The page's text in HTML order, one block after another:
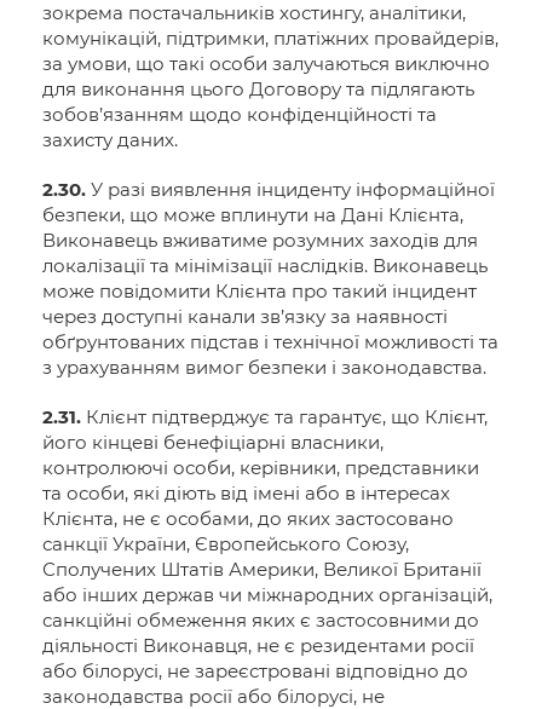
зокрема постачальників хостингу, аналітики,
комунікацій, підтримки, платіжних провайдерів,
за умови, що такі особи залучаються виключно
для виконання цього Договору та підлягають
зобов’язанням щодо конфіденційності та
захисту даних.
2.30. У разі виявлення інциденту інформаційної
безпеки, що може вплинути на Дані Клієнта,
Виконавець вживатиме розумних заходів для
локалізації та мінімізації наслідків. Виконавець
може повідомити Клієнта про такий інцидент
через доступні канали зв’язку за наявності
обґрунтованих підстав і технічної можливості та
з урахуванням вимог безпеки і законодавства.
2.31. Клієнт підтверджує та гарантує, що Клієнт,
його кінцеві бенефіціарні власники,
контролюючі особи, керівники, представники
та особи, які діють від імені або в інтересах
Клієнта, не є особами, до яких застосовано
санкції України, Європейського Союзу,
Сполучених Штатів Америки, Великої Британії
або інших держав чи міжнародних організацій,
санкційні обмеження яких є застосовними до
діяльності Виконавця, не є резидентами росії
або білорусі, не зареєстровані відповідно до
законодавства росії або білорусі, не